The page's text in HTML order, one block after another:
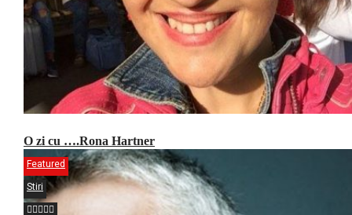
O zi cu ….Rona Hartner
Featured
Stiri